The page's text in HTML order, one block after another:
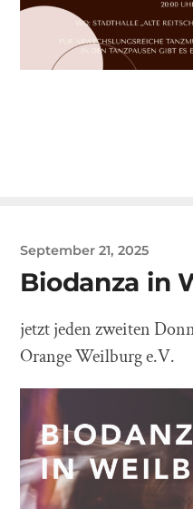
September 21, 2025
Biodanza in
jetzt jeden zweiten
Orange Weilburg e.V.